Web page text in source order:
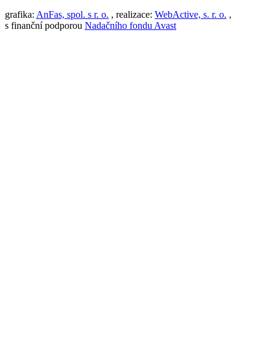
grafika: AnFas, spol. s r. o. , realizace: WebActive, s. r. o. ,
s finanční podporou Nadačního fondu Avast